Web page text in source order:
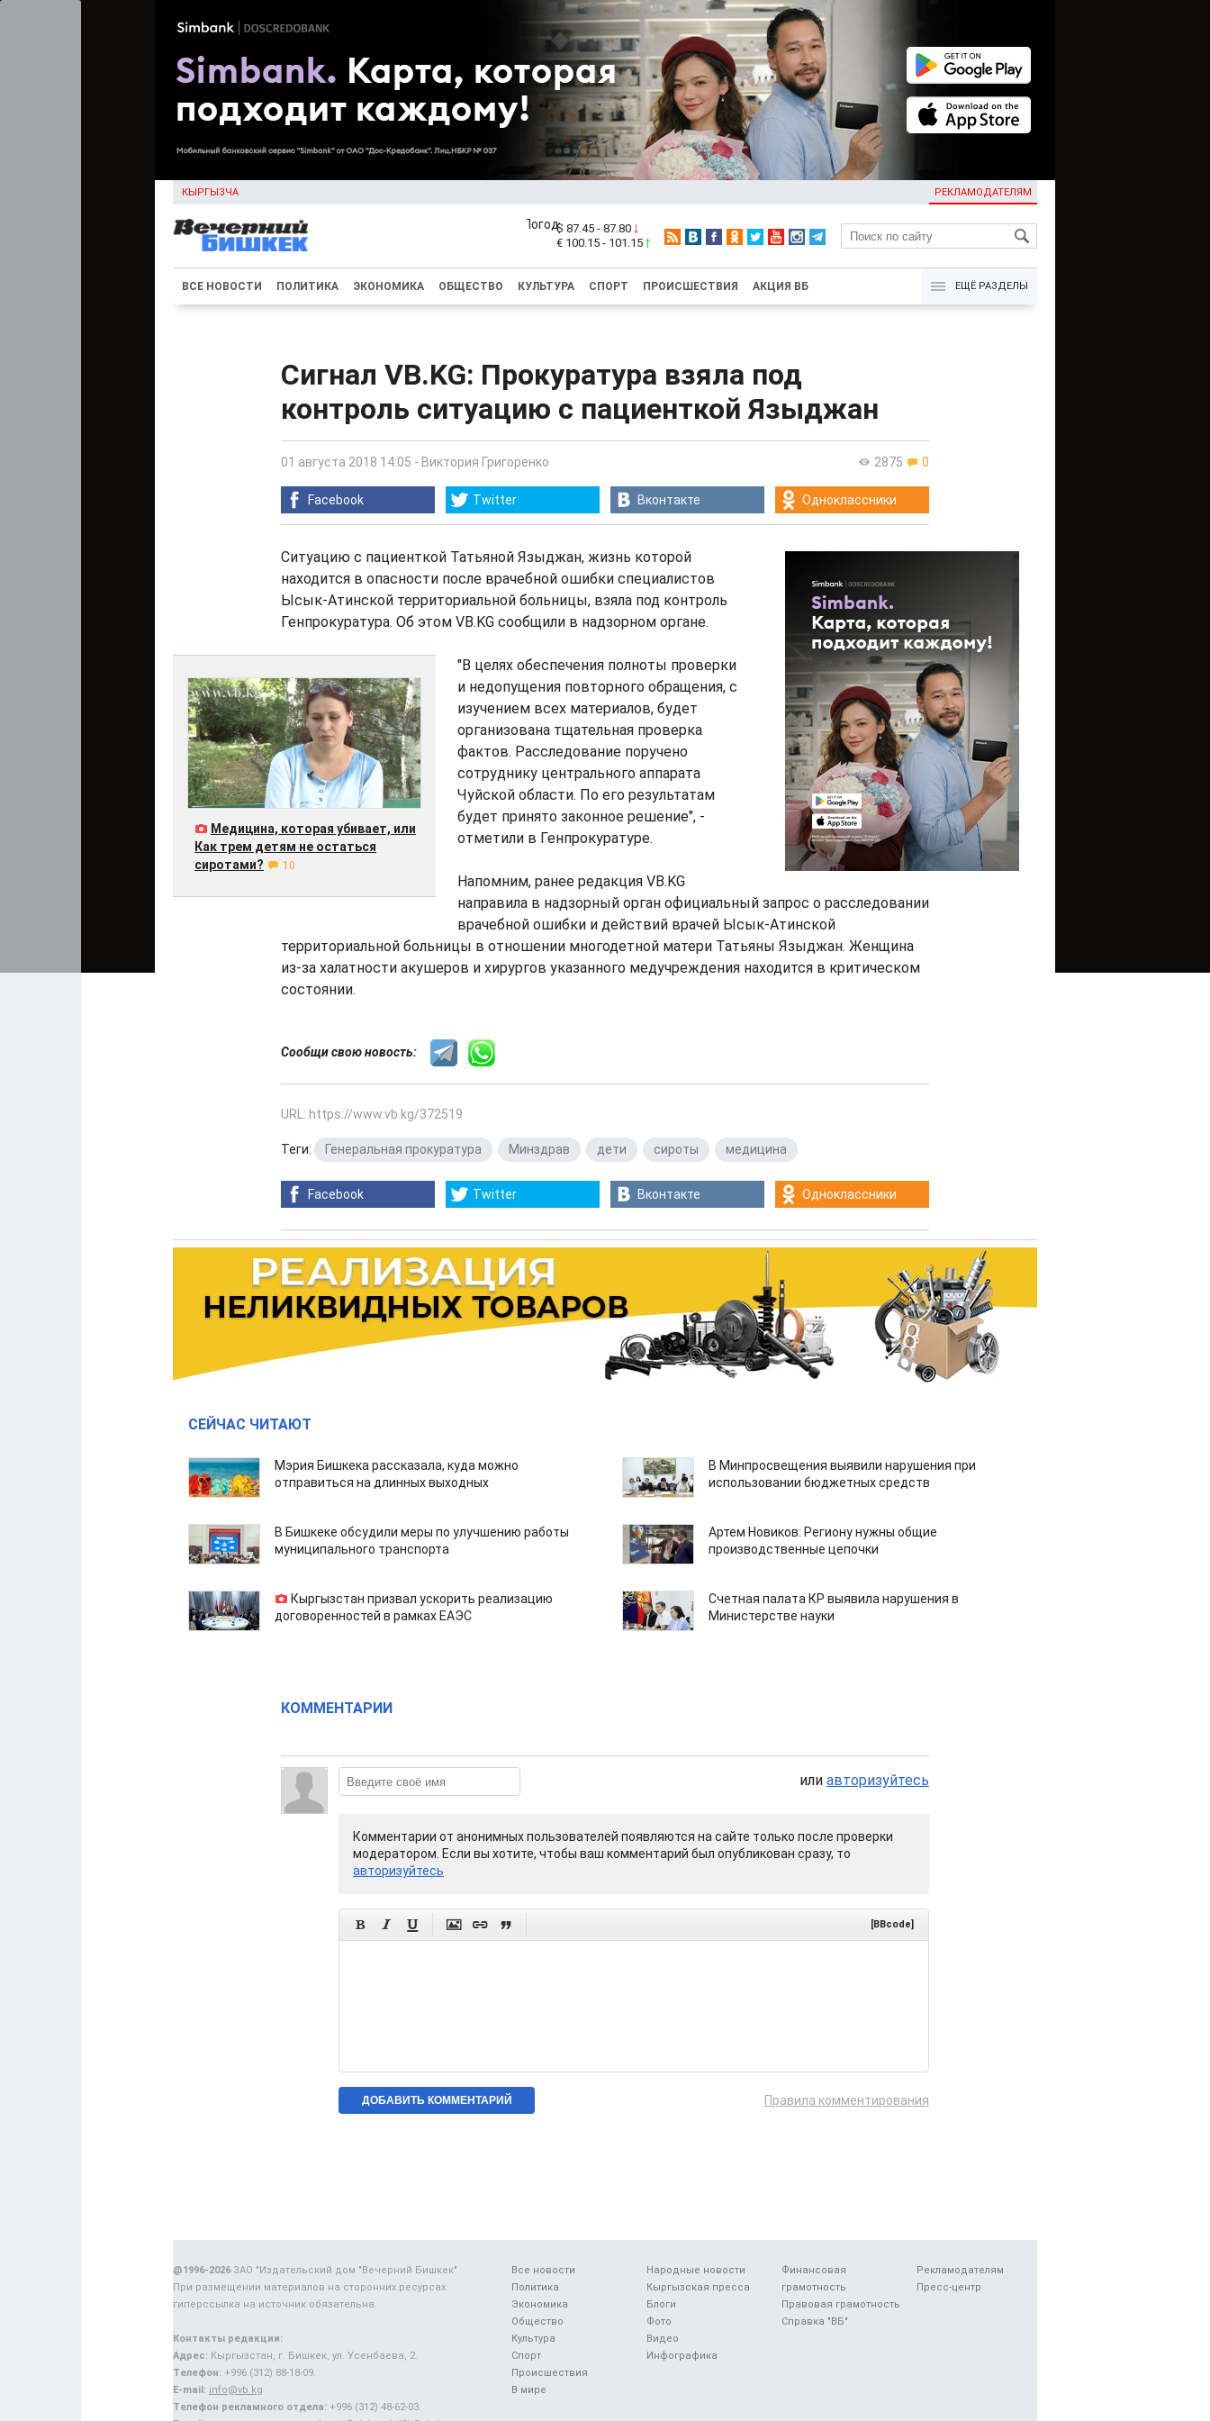
КЫРГЫЗЧА РЕКЛАМОДАТЕЛЯМ
KG
$ 87.45 - 87.80
€ 100.15 - 101.15
ВСЕ НОВОСТИ ПОЛИТИКА ЭКОНОМИКА ОБЩЕСТВО КУЛЬТУРА СПОРТ ПРОИСШЕСТВИЯ АКЦИЯ ВБ ЕЩЁ РАЗДЕЛЫ
Сигнал VB.KG: Прокуратура взяла под
контроль ситуацию с пациенткой Языджан
2875 0
01 августа 2018 14:05 - Виктория Григоренко
Facebook Twitter Вконтакте Одноклассники
Ситуацию с пациенткой Татьяной Языджан, жизнь которой
находится в опасности после врачебной ошибки специалистов
Ысык-Атинской территориальной больницы, взяла под контроль
Генпрокуратура. Об этом VB.KG сообщили в надзорном органе.
Медицина, которая убивает, или
Как трем детям не остаться
сиротами?
10
"В целях обеспечения полноты проверки
и недопущения повторного обращения, с
изучением всех материалов, будет
организована тщательная проверка
фактов. Расследование поручено
сотруднику центрального аппарата
Чуйской области. По его результатам
будет принято законное решение", -
отметили в Генпрокуратуре.
Напомним, ранее редакция VB.KG
направила в надзорный орган официальный запрос о расследовании
врачебной ошибки и действий врачей Ысык-Атинской
территориальной больницы в отношении многодетной матери Татьяны Языджан. Женщина
из-за халатности акушеров и хирургов указанного медучреждения находится в критическом
состоянии.
Сообщи свою новость:
URL: https://www.vb.kg/372519
Теги: Генеральная прокуратура Минздрав дети сироты медицина
Facebook Twitter Вконтакте Одноклассники
СЕЙЧАС ЧИТАЮТ
Мэрия Бишкека рассказала, куда можно
отправиться на длинных выходных
В Минпросвещения выявили нарушения при
использовании бюджетных средств
В Бишкеке обсудили меры по улучшению работы
муниципального транспорта
Артем Новиков: Региону нужны общие
производственные цепочки
Кыргызстан призвал ускорить реализацию
договоренностей в рамках ЕАЭС
Счетная палата КР выявила нарушения в
Министерстве науки
КОММЕНТАРИИ
или авторизуйтесь
Комментарии от анонимных пользователей появляются на сайте только после проверки
модератором. Если вы хотите, чтобы ваш комментарий был опубликован сразу, то
авторизуйтесь
      [BBcode]
Правила комментирования
Все новости
Политика
Экономика
Общество
Культура
Спорт
Происшествия
В мире
Народные новости
Кыргызская пресса
Блоги
Фото
Видео
Инфографика
Финансовая
грамотность
Правовая грамотность
Справка "ВБ"
Рекламодателям
Пресс-центр
@1996-2026ЗАО "Издательский дом "Вечерний Бишкек"
При размещении материалов на сторонних ресурсах
гиперссылка на источник обязательна.
Контакты редакции:
Адрес: Кыргызстан, г. Бишкек, ул. Усенбаева, 2.
Телефон: +996 (312) 88-18-09.
E-mail: info@vb.kg
Телефон рекламного отдела: +996 (312) 48-62-03.